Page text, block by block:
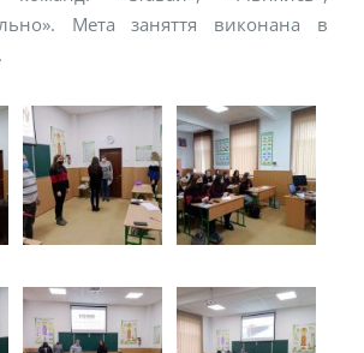
Мета заняття виконана в